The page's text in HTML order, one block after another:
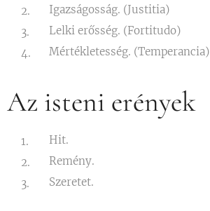
Igazságosság. (Justitia)
Lelki erősség. (Fortitudo)
Mértékletesség. (Temperancia)
Az isteni erények
Hit.
Remény.
Szeretet.